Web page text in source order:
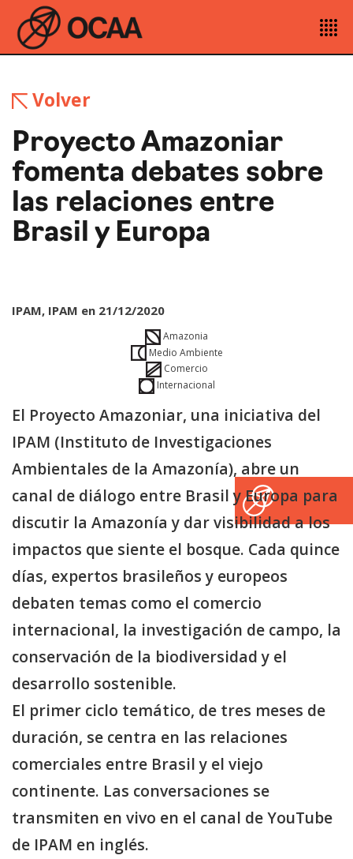
Volver
Proyecto Amazoniar
fomenta debates sobre
las relaciones entre
Brasil y Europa
IPAM, IPAM en 21/12/2020
Amazonia
Medio Ambiente
Comercio
Internacional
El Proyecto Amazoniar, una iniciativa del
IPAM (Instituto de Investigaciones
Ambientales de la Amazonía), abre un
canal de diálogo entre Brasil y Europa para
discutir la Amazonía y dar visibilidad a los
impactos que siente el bosque. Cada quince
días, expertos brasileños y europeos
debaten temas como el comercio
internacional, la investigación de campo, la
conservación de la biodiversidad y el
desarrollo sostenible.
El primer ciclo temático, de tres meses de
duración, se centra en las relaciones
comerciales entre Brasil y el viejo
continente. Las conversaciones se
transmiten en vivo en el canal de YouTube
de IPAM en inglés.